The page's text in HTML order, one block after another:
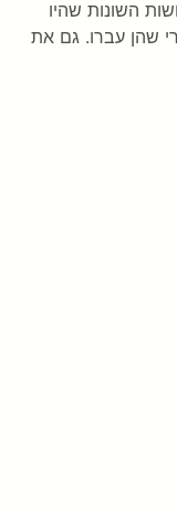
השונות שהיו
שהן עברו. גם את